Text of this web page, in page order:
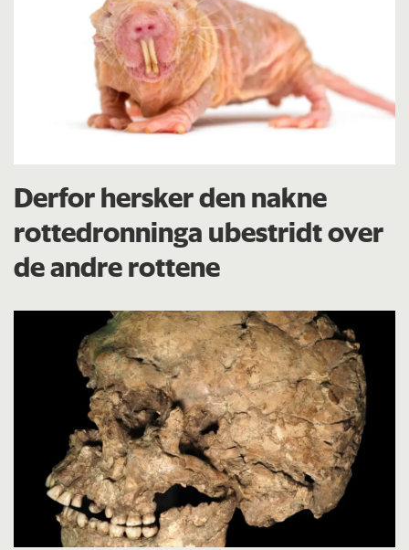
Derfor hersker den nakne
rottedronninga ubestridt over
de andre rottene